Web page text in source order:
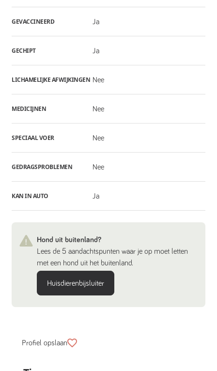
GEVACCINEERD Ja
GECHIPT Ja
LICHAMELIJKE AFWIJKINGEN Nee
MEDICIJNEN Nee
SPECIAAL VOER Nee
GEDRAGSPROBLEMEN Nee
KAN IN AUTO Ja
Hond uit buitenland?
Lees de 5 aandachtspunten waar je op moet letten
met een hond uit het buitenland.
Huisdierenbijsluiter
Profiel opslaan